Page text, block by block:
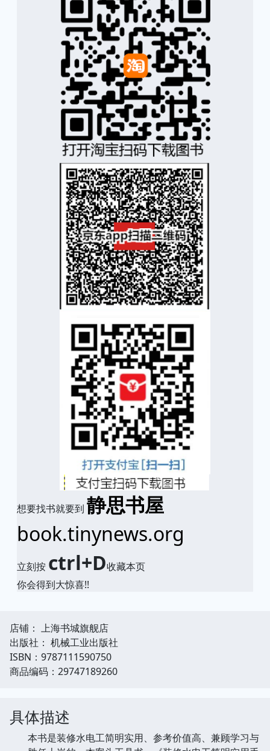
想要找书就要到 静思书屋
book.tinynews.org
立刻按 ctrl+D收藏本页
你会得到大惊喜!!
店铺： 上海书城旗舰店
出版社： 机械工业出版社
ISBN：9787111590750
商品编码：29747189260
具体描述
本书是装修水电工简明实用、参考价值高、兼顾学习与